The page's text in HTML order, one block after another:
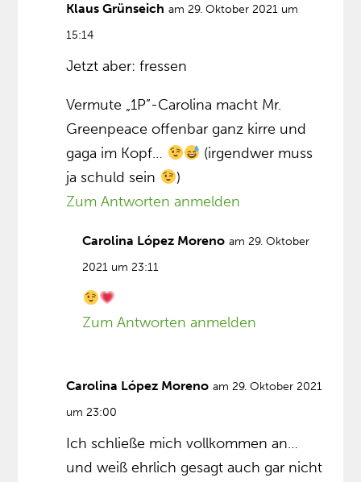
Klaus Grünseich am 29. Oktober 2021 um
15:14
Jetzt aber: fressen
Vermute „1P”-Carolina macht Mr.
Greenpeace offenbar ganz kirre und
gaga im Kopf…
(irgendwer muss
ja schuld sein
)
Zum Antworten anmelden
Carolina López Moreno am 29. Oktober
2021 um 23:11
Zum Antworten anmelden
Carolina López Moreno am 29. Oktober 2021
um 23:00
Ich schließe mich vollkommen an…
und weiß ehrlich gesagt auch gar nicht